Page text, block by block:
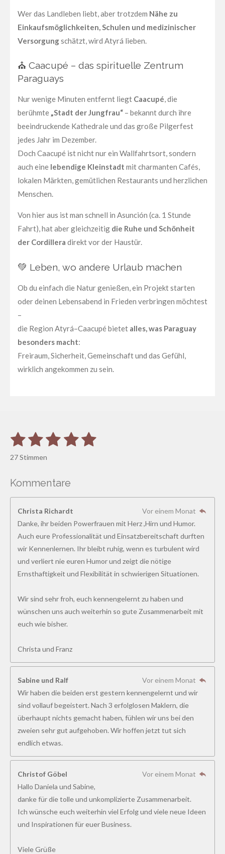
Wer das Landleben liebt, aber trotzdem Nähe zu
Einkaufsmöglichkeiten, Schulen und medizinischer
Versorgungschätzt, wird Atyrá lieben.
⛪ Caacupé – das spirituelle Zentrum
Paraguays
Nur wenige Minuten entfernt liegt Caacupé, die
berühmte„Stadt der Jungfrau“ – bekannt durch ihre
beeindruckende Kathedrale und das große Pilgerfest
jedes Jahr im Dezember.
Doch Caacupé ist nicht nur ein Wallfahrtsort, sondern
auch eine lebendige Kleinstadt mit charmanten Cafés,
lokalen Märkten, gemütlichen Restaurants und herzlichen
Menschen.
Von hier aus ist man schnell in Asunción (ca. 1 Stunde
Fahrt), hat aber gleichzeitig die Ruhe und Schönheit
der Cordillera direkt vor der Haustür.
💚 Leben, wo andere Urlaub machen
Ob du einfach die Natur genießen, ein Projekt starten
oder deinen Lebensabend in Frieden verbringen möchtest
–
die Region Atyrá–Caacupé bietet alles, was Paraguay
besonders macht:
Freiraum, Sicherheit, Gemeinschaft und das Gefühl,
wirklich angekommen zu sein.
B
w
r
t
8
t
1
S
e
r
n
2
S
e
r
n
e
3
S
e
r
n
e
4
e
r
n
e
5
r
n
e
b
s
e
n
e
n
27 Stimmen
Kommentare
Christa Richardt
Vor einem Monat
Danke, ihr beiden Powerfrauen mit Herz ,Hirn und Humor.
Auch eure Professionalität und Einsatzbereitschaft durften
wir Kennenlernen. Ihr bleibt ruhig, wenn es turbulent wird
und verliert nie euren Humor und zeigt die nötige
Ernsthaftigkeit und Flexibilität in schwierigen Situationen.
Wir sind sehr froh, euch kennengelernt zu haben und
wünschen uns auch weiterhin so gute Zusammenarbeit mit
euch wie bisher.
Christa und Franz
Sabine und Ralf
Vor einem Monat
Wir haben die beiden erst gestern kennengelernt und wir
sind vollauf begeistert. Nach 3 erfolglosen Maklern, die
überhaupt nichts gemacht haben, fühlen wir uns bei den
zweien sehr gut aufgehoben. Wir hoffen jetzt tut sich
endlich etwas.
Christof Göbel
Vor einem Monat
Hallo Daniela und Sabine,
danke für die tolle und unkomplizierte Zusammenarbeit.
Ich wünsche euch weiterhin viel Erfolg und viele neue Ideen
und Inspirationen für euer Business.
Viele Grüße